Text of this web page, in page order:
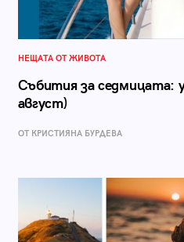
НЕЩАТА ОТ ЖИВОТА
Събития за седмицата:
август)
ОТ КРИСТИЯНА БУРДЕВА